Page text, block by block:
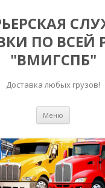
ПО ВСЕЙ
"ВМИГСПБ"
Доставка любых грузов!
Меню